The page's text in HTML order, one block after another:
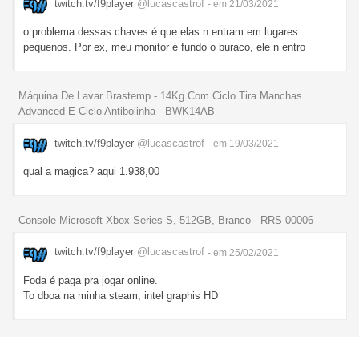
twitch.tv/f9player @lucascastrof - em 21/03/2021
o problema dessas chaves é que elas n entram em lugares
pequenos. Por ex, meu monitor é fundo o buraco, ele n entro
Máquina De Lavar Brastemp - 14Kg Com Ciclo Tira Manchas
Advanced E Ciclo Antibolinha - BWK14AB
twitch.tv/f9player @lucascastrof - em 19/03/2021
qual a magica? aqui 1.938,00
Console Microsoft Xbox Series S, 512GB, Branco - RRS-00006
twitch.tv/f9player @lucascastrof - em 25/02/2021
Foda é paga pra jogar online.
To dboa na minha steam, intel graphis HD